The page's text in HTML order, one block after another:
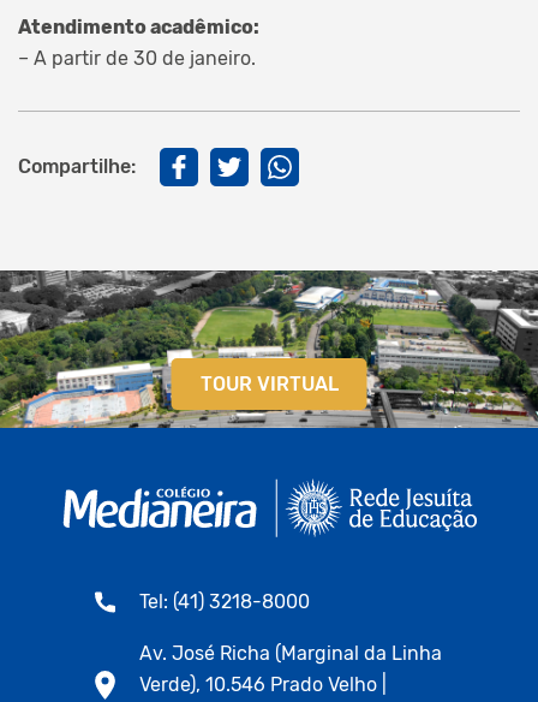
Atendimento acadêmico:
– A partir de 30 de janeiro.
Compartilhe:
TOUR VIRTUAL
Tel: (41) 3218-8000
Av. José Richa (Marginal da Linha
Verde), 10.546 Prado Velho |